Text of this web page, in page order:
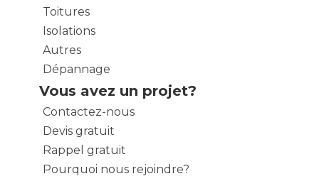
Toitures
Isolations
Autres
Dépannage
Vous avez un projet?
Contactez-nous
Devis gratuit
Rappel gratuit
Pourquoi nous rejoindre?